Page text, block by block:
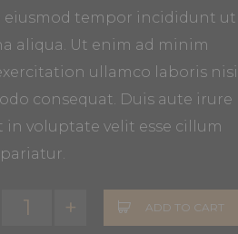
eiusmod tempor incididunt ut
aliqua. Ut enim ad minim
ullamco laboris nisi
consequat. Duis aute irure
voluptate velit esse cillum
+ ADD TO CART